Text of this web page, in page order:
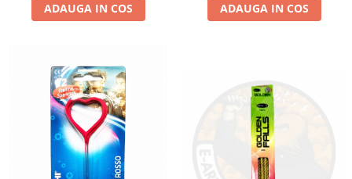
ADAUGA IN COS ADAUGA IN COS